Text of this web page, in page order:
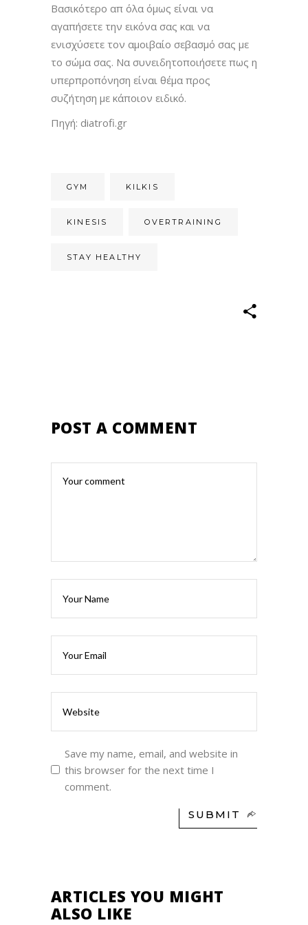
Βασικότερο απ όλα όμως είναι να
αγαπήσετε την εικόνα σας και να
ενισχύσετε τον αμοιβαίο σεβασμό σας με
το σώμα σας. Να συνειδητοποιήσετε πως η
υπερπροπόνηση είναι θέμα προς
συζήτηση με κάποιον ειδικό.
Πηγή: diatrofi.gr
GYM KILKIS
KINESIS OVERTRAINING
STAY HEALTHY
POST A COMMENT
Save my name, email, and website in
this browser for the next time I
comment.
SUBMIT
ARTICLES YOU MIGHT
ALSO LIKE